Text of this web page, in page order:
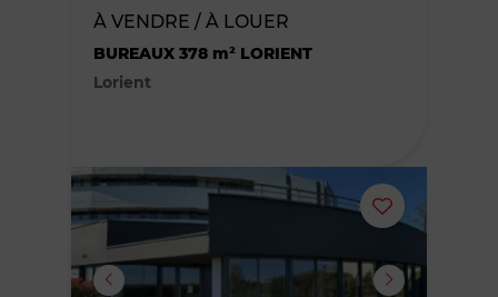
À VENDRE / À LOUER
BUREAUX 378 m² LORIENT
Lorient
Ajouter
ou